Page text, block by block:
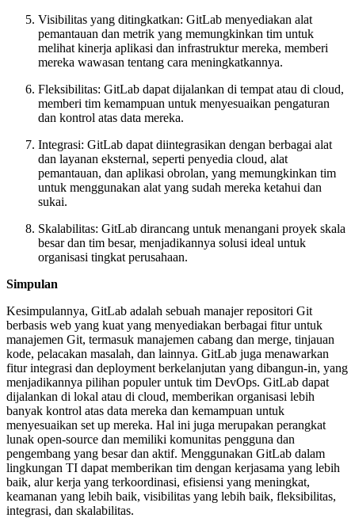
Visibilitas yang ditingkatkan: GitLab menyediakan alat
pemantauan dan metrik yang memungkinkan tim untuk
melihat kinerja aplikasi dan infrastruktur mereka, memberi
mereka wawasan tentang cara meningkatkannya.
Fleksibilitas: GitLab dapat dijalankan di tempat atau di cloud,
memberi tim kemampuan untuk menyesuaikan pengaturan
dan kontrol atas data mereka.
Integrasi: GitLab dapat diintegrasikan dengan berbagai alat
dan layanan eksternal, seperti penyedia cloud, alat
pemantauan, dan aplikasi obrolan, yang memungkinkan tim
untuk menggunakan alat yang sudah mereka ketahui dan
sukai.
Skalabilitas: GitLab dirancang untuk menangani proyek skala
besar dan tim besar, menjadikannya solusi ideal untuk
organisasi tingkat perusahaan.
Simpulan
Kesimpulannya, GitLab adalah sebuah manajer repositori Git
berbasis web yang kuat yang menyediakan berbagai fitur untuk
manajemen Git, termasuk manajemen cabang dan merge, tinjauan
kode, pelacakan masalah, dan lainnya. GitLab juga menawarkan
fitur integrasi dan deployment berkelanjutan yang dibangun-in, yang
menjadikannya pilihan populer untuk tim DevOps. GitLab dapat
dijalankan di lokal atau di cloud, memberikan organisasi lebih
banyak kontrol atas data mereka dan kemampuan untuk
menyesuaikan set up mereka. Hal ini juga merupakan perangkat
lunak open-source dan memiliki komunitas pengguna dan
pengembang yang besar dan aktif. Menggunakan GitLab dalam
lingkungan TI dapat memberikan tim dengan kerjasama yang lebih
baik, alur kerja yang terkoordinasi, efisiensi yang meningkat,
keamanan yang lebih baik, visibilitas yang lebih baik, fleksibilitas,
integrasi, dan skalabilitas.